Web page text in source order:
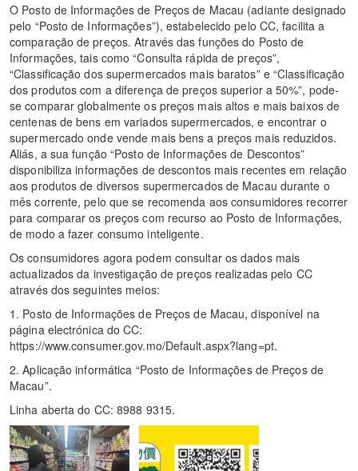
O Posto de Informações de Preços de Macau (adiante designado
pelo “Posto de Informações”), estabelecido pelo CC, facilita a
comparação de preços. Através das funções do Posto de
Informações, tais como “Consulta rápida de preços”,
“Classificação dos supermercados mais baratos” e “Classificação
dos produtos com a diferença de preços superior a 50%”, pode-
se comparar globalmente os preços mais altos e mais baixos de
centenas de bens em variados supermercados, e encontrar o
supermercado onde vende mais bens a preços mais reduzidos.
Aliás, a sua função “Posto de Informações de Descontos”
disponibiliza informações de descontos mais recentes em relação
aos produtos de diversos supermercados de Macau durante o
mês corrente, pelo que se recomenda aos consumidores recorrer
para comparar os preços com recurso ao Posto de Informações,
de modo a fazer consumo inteligente.
Os consumidores agora podem consultar os dados mais
actualizados da investigação de preços realizadas pelo CC
através dos seguintes meios:
1. Posto de Informações de Preços de Macau, disponível na
página electrónica do CC:
https://www.consumer.gov.mo/Default.aspx?lang=pt.
2. Aplicação informática “Posto de Informações de Preços de
Macau”.
Linha aberta do CC: 8988 9315.